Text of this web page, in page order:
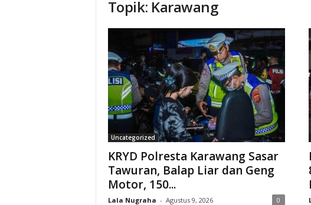
Topik: Karawang
Uncategorized
KRYD Polresta Karawang Sasar
Tawuran, Balap Liar dan Geng
Motor, 150...
Lala Nugraha - Agustus 9, 2026 0